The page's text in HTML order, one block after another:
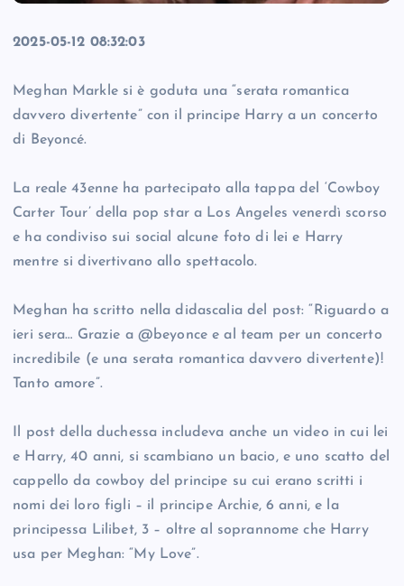
2025-05-12 08:32:03
Meghan Markle si è goduta una “serata romantica
davvero divertente” con il principe Harry a un concerto
di Beyoncé.
La reale 43enne ha partecipato alla tappa del ‘Cowboy
Carter Tour’ della pop star a Los Angeles venerdì scorso
e ha condiviso sui social alcune foto di lei e Harry
mentre si divertivano allo spettacolo.
Meghan ha scritto nella didascalia del post: “Riguardo a
ieri sera… Grazie a @beyonce e al team per un concerto
incredibile (e una serata romantica davvero divertente)!
Tanto amore”.
Il post della duchessa includeva anche un video in cui lei
e Harry, 40 anni, si scambiano un bacio, e uno scatto del
cappello da cowboy del principe su cui erano scritti i
nomi dei loro figli – il principe Archie, 6 anni, e la
principessa Lilibet, 3 – oltre al soprannome che Harry
usa per Meghan: “My Love”.